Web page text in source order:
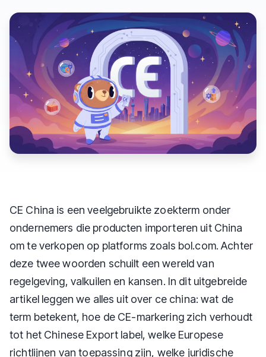
CE China is een veelgebruikte zoekterm onder
ondernemers die producten importeren uit China
om te verkopen op platforms zoals bol.com. Achter
deze twee woorden schuilt een wereld van
regelgeving, valkuilen en kansen. In dit uitgebreide
artikel leggen we alles uit over ce china: wat de
term betekent, hoe de CE-markering zich verhoudt
tot het Chinese Export label, welke Europese
richtlijnen van toepassing zijn, welke juridische